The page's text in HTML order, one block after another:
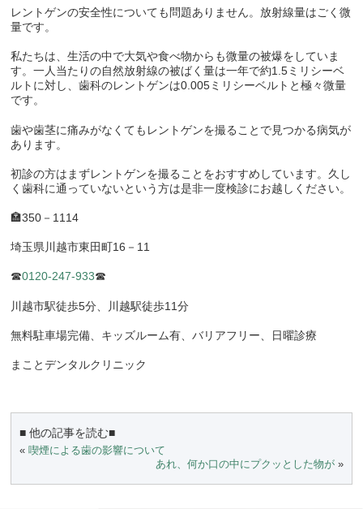
レントゲンの安全性についても問題ありません。放射線量はごく微
量です。
私たちは、生活の中で大気や食べ物からも微量の被爆をしていま
す。一人当たりの自然放射線の被ばく量は一年で約1.5ミリシーベ
ルトに対し、歯科のレントゲンは0.005ミリシーベルトと極々微量
です。
歯や歯茎に痛みがなくてもレントゲンを撮ることで見つかる病気が
あります。
初診の方はまずレントゲンを撮ることをおすすめしています。久し
く歯科に通っていないという方は是非一度検診にお越しください。
🏣350 － 1114
埼玉県川越市東田町16 － 11
☎0120-247-933☎
川越市駅徒歩5分、川越駅徒歩11分
無料駐車場完備、キッズルーム有、バリアフリー、日曜診療
まことデンタルクリニック
■ 他の記事を読む■
«喫煙による歯の影響について
あれ、何か口の中にプクッとした物が»